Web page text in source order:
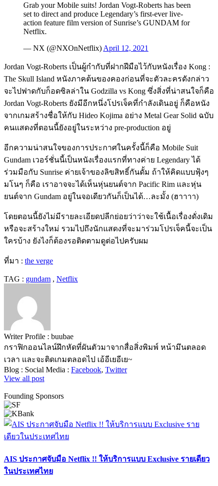
Grab your Mobile suits! Jordan Vogt-Roberts has been
set to direct and produce Legendary’s first-ever live-
action feature film version of Sunrise’s GUNDAM for
Netflix.
— NX (@NXOnNetflix) April 12, 2021
Jordan Vogt-Roberts เป็นผู้กำกับที่ฝากฝีมือไว้กับหนังเรื่อง Kong :
The Skull Island หนังภาคต้นของคองก่อนที่จะตัวละครดังกล่าว
จะไปฟาดกับก็อดซิลล่าใน Godzilla vs Kong ซึ่งสิ่งที่น่าสนใจก็คือ
Jordan Vogt-Roberts ยังมีอีกหนึ่งโปรเจ็คที่กำลังเดินอยู่ ก็คือหนัง
จากเกมสร้างชื่อให้กับ Hideo Kojima อย่าง Metal Gear Solid ฉบับ
คนแสดงที่ตอนนี้ยังอยู่ในระหว่าง pre-production อยู่
อีกความน่าสนใจของการประกาศในครั้งนี้ก็คือ Mobile Suit
Gundam เวอร์ชั่นนี้เป็นหนังเรื่องแรกที่ทางค่าย Legendary ได้
ร่วมมือกับ Sunrise ค่ายเจ้าของลิขสิทธิ์กันดั้ม ถ้าให้คิดแบบฟุ้งๆ
มโนๆ ก็คือ เราอาจจะได้เห็นหุ่นยนต์จาก Pacific Rim และหุ่น
ยนต์จาก Gundam อยู่ในจอเดียวกันก็เป็นได้…ละมั้ง (ฮาาาา)
โดยตอนนี้ยังไม่มีรายละเอียดปลีกย่อยว่าว่าจะใช้เนื้อเรื่องดั่งเดิม
หรือจะสร้างใหม่ รวมไปถึงนักแสดงที่จะมาร่วมโปรเจ็คนี้จะเป็น
ใครบ้าง ยังไงก็ต้องรอติดตามดูต่อไปครับผม
ที่มา : the verge
TAG : gundam , Netflix
Writer Profile : buubae
กราฟิกออนไลน์ฝึกหัดที่ผันตัวมาจากสื่อสิ่งพิมพ์ หน้ามึนตลอด
เวลา และจะติดเกมตลอดไป เอ้อีเยอีเย~
Blog : Social Media : Facebook, Twitter
View all post
Founding Sponsors
AIS ประกาศจับมือ Netflix !! ให้บริการแบบ Exclusive รายเดียว
ในประเทศไทย